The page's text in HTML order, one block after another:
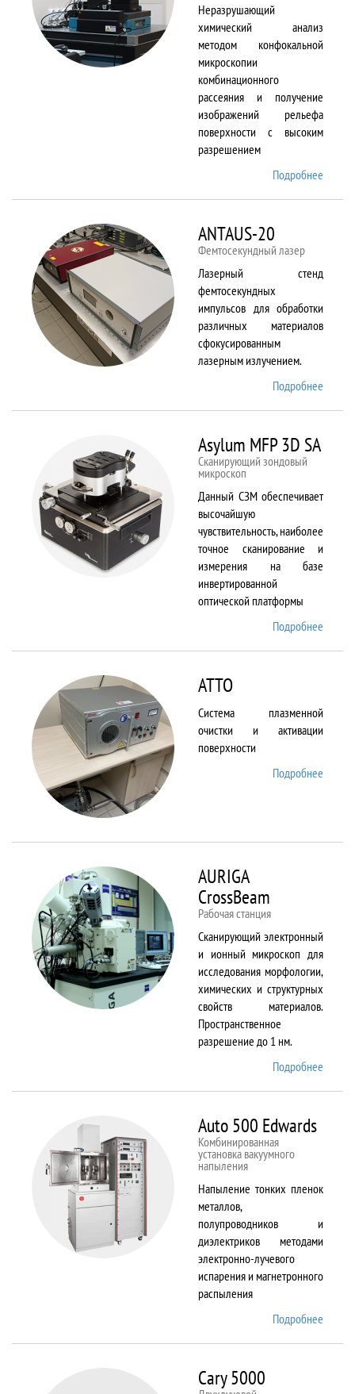
Неразрушающий
химический анализ
методом конфокальной
микроскопии
комбинационного
рассеяния и получение
изображений рельефа
поверхности с высоким
разрешением
Подробнее
ANTAUS-20
Фемтосекундный лазер
Лазерный стенд
фемтосекундных
импульсов для обработки
различных материалов
сфокусированным
лазерным излучением.
Подробнее
Asylum MFP 3D SA
Сканирующий зондовый
микроскоп
Данный СЗМ обеспечивает
высочайшую
чувствительность, наиболее
точное сканирование и
измерения на базе
инвертированной
оптической платформы
Подробнее
ATTO
Система плазменной
очистки и активации
поверхности
Подробнее
AURIGA
CrossBeam
Рабочая станция
Сканирующий электронный
и ионный микроскоп для
исследования морфологии,
химических и структурных
свойств материалов.
Пространственное
разрешение до 1 нм.
Подробнее
Auto 500 Edwards
Комбинированная
установка вакуумного
напыления
Напыление тонких пленок
металлов,
полупроводников и
диэлектриков методами
электронно-лучевого
испарения и магнетронного
распыления
Подробнее
Cary 5000